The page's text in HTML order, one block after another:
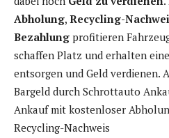
Abholung, Recycling-
Bezahlung profitieren
schaffen Platz und erhalten
entsorgen und Geld verdienen.
Bargeld durch Schrottauto
Ankauf mit kostenloser
Recycling-Nachweis